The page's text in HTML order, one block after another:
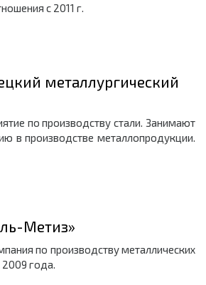
с 2011 г.
металлургический
по производству стали. Занимают
в производстве металлопродукции.
Метиз»
по производству металлических
года.